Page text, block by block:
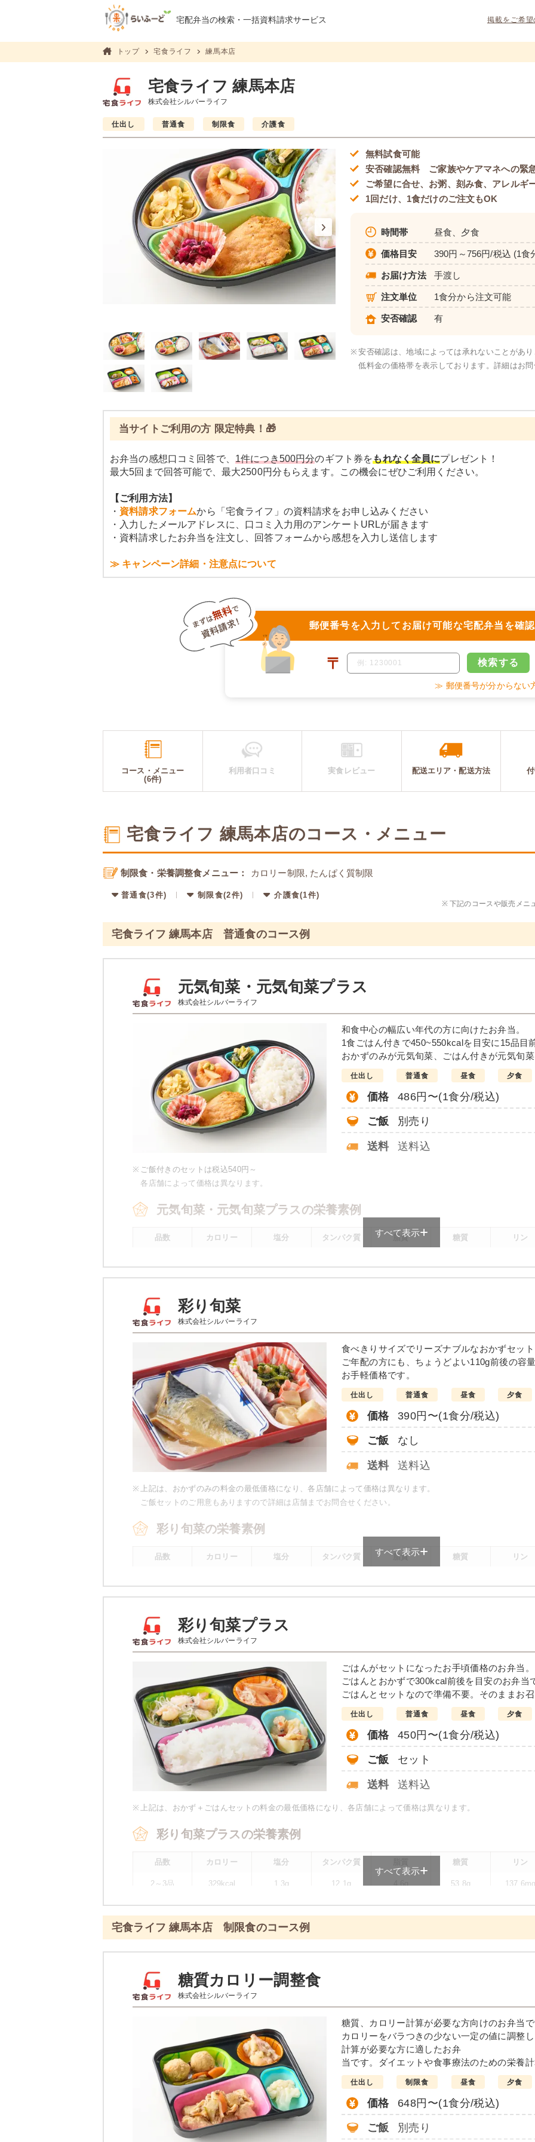
宅配弁当の検索・一括資料請求サービス 掲載をご希
トップ 宅食ライフ 練馬本店
宅食ライフ 練馬本店
株式会社シルバーライフ
仕出し 普通食 制限食 介護食
元気旬菜・元気旬菜プラス
無料試食可能
安否確認無料 ご家族やケアマネへの緊
ご希望に合せ、お粥、刻み食、アレルギ
1回だけ、1食だけのご注文もOK
時間帯 昼食、夕食
価格目安 390円～756円/税込 (1食
お届け方法 手渡し
注文単位 1食分から注文可能
安否確認 有
※ 安否確認は、地域によっては承れないことがあ
低料金の価格帯を表示しております。詳細はお
当サイトご利用の方 限定特典！🎁
お弁当の感想口コミ回答で、 1件につき500円分のギフト券をもれなく全員にプレゼント！
最大5回まで回答可能で、最大2500円分もらえます。この機会にぜひご利用ください。
【ご利用方法】
・ 資料請求フォームから「宅食ライフ」の資料請求をお申し込みください
・入力したメールアドレスに、口コミ入力用のアンケートURLが届きます
・資料請求したお弁当を注文し、回答フォームから感想を入力し送信します
≫ キャンペーン詳細・注意点について
郵便番号を入力して お届け可能な宅配弁当を確認
〒 検索する
≫ 郵便番号が分からない
コース・メニュー
(6件)
利用者口コミ 実食レビュー 配送エリア・配送方法
宅食ライフ 練馬本店のコース・メニュー
制限食・栄養調整食メニュー： カロリー制限, たんぱく質制限
普通食(3件) 制限食(2件) 介護食(1件)
※ 下記のコースや販売メニ
宅食ライフ 練馬本店 普通食のコース例
元気旬菜・元気旬菜プラス
株式会社シルバーライフ
和食中心の幅広い年代の方に向けたお弁当。
1食ごはん付きで450~550kcalを目安に15品目
おかずのみが元気旬菜、ごはん付きが元気旬
仕出し 普通食 昼食 夕食
価格 486円〜(1食分/税込)
ご飯 別売り
送料 送料込
※ ご飯付きのセットは税込540円～
各店舗によって価格は異なります。
元気旬菜・元気旬菜プラスの栄養素例
品数 カロリー 塩分 タンパク質 脂質 糖質 リン
元気旬菜・元気旬菜プラスのメニュー例
豚肉とナスの味噌炒め
麩と榎のさっと煮
マーボー豆腐
小松菜と玉葱のツナ和え
栄養素
-
※メニューの補足
豆腐ハンバ
カニ風味サラダ
大根と椎茸の煮物
竹輪と野菜の胡麻よごし
※メニューの補足
※ その他備考
すべて表示
彩り旬菜
株式会社シルバーライフ
食べきりサイズでリーズナブルなおかずセッ
ご年配の方にも、ちょうどよい110g前後の容
お手軽価格です。
仕出し 普通食 昼食 夕食
価格 390円〜(1食分/税込)
ご飯 なし
送料 送料込
※
上記は、おかずのみの料金の最低価格になり、各店舗によって価格は異なります。
ご飯セットのご用意もありますので詳細は店舗までお問合せください。
彩り旬菜の栄養素例
品数 カロリー 塩分 タンパク質 脂質 糖質 リン
彩り旬菜のメニュー例
サバの味噌だれがけ
ほうれん草のベーコン和え
豆腐の柚子あんかけ
栄養素
-
※メニューの補足
インゲンソテー
彩りごまサラダ
栄養素
-
※メニューの補足
-
メニューは日替わりです（メニューは一例です）
すべて表示
彩り旬菜プラス
株式会社シルバーライフ
ごはんがセットになったお手頃価格のお弁当。
ごはんとおかずで300kcal前後を目安のお弁当
ごはんとセットなので準備不要。そのままお
仕出し 普通食 昼食 夕食
価格 450円〜(1食分/税込)
ご飯 セット
送料 送料込
※ 上記は、おかず＋ごはんセットの料金の最低価格になり、各店舗によって価格は異なります。
彩り旬菜プラスの栄養素例
品数 カロリー 塩分 タンパク質 糖質 リン
2～3品 329kcal 1.3g 12.1g 4.6g 53.8g 137.6mg
※一例です。メニューにより前後します
彩り旬菜プラスのメニュー例
エビと青梗菜の塩あん
あさりとじゃが芋のピリ辛醤油仕立て
白滝と蒲鉾の煮物
※メニューの補足
しっとり卯の花
栄養素
※メニューの補足
-
＋彩り旬菜プラスの
※ その他備考
すべて表示
宅食ライフ 練馬本店 制限食のコース例
糖質カロリー調整食
株式会社シルバーライフ
糖質、カロリー計算が必要な方向けのお弁当
カロリーをバラつきの少ない一定の値に調整
計算が必要な方に適したお弁
当です。ダイエットや食事療法のための栄養
仕出し 制限食 昼食 夕食
価格 648円〜(1食分/税込)
ご飯 別売り